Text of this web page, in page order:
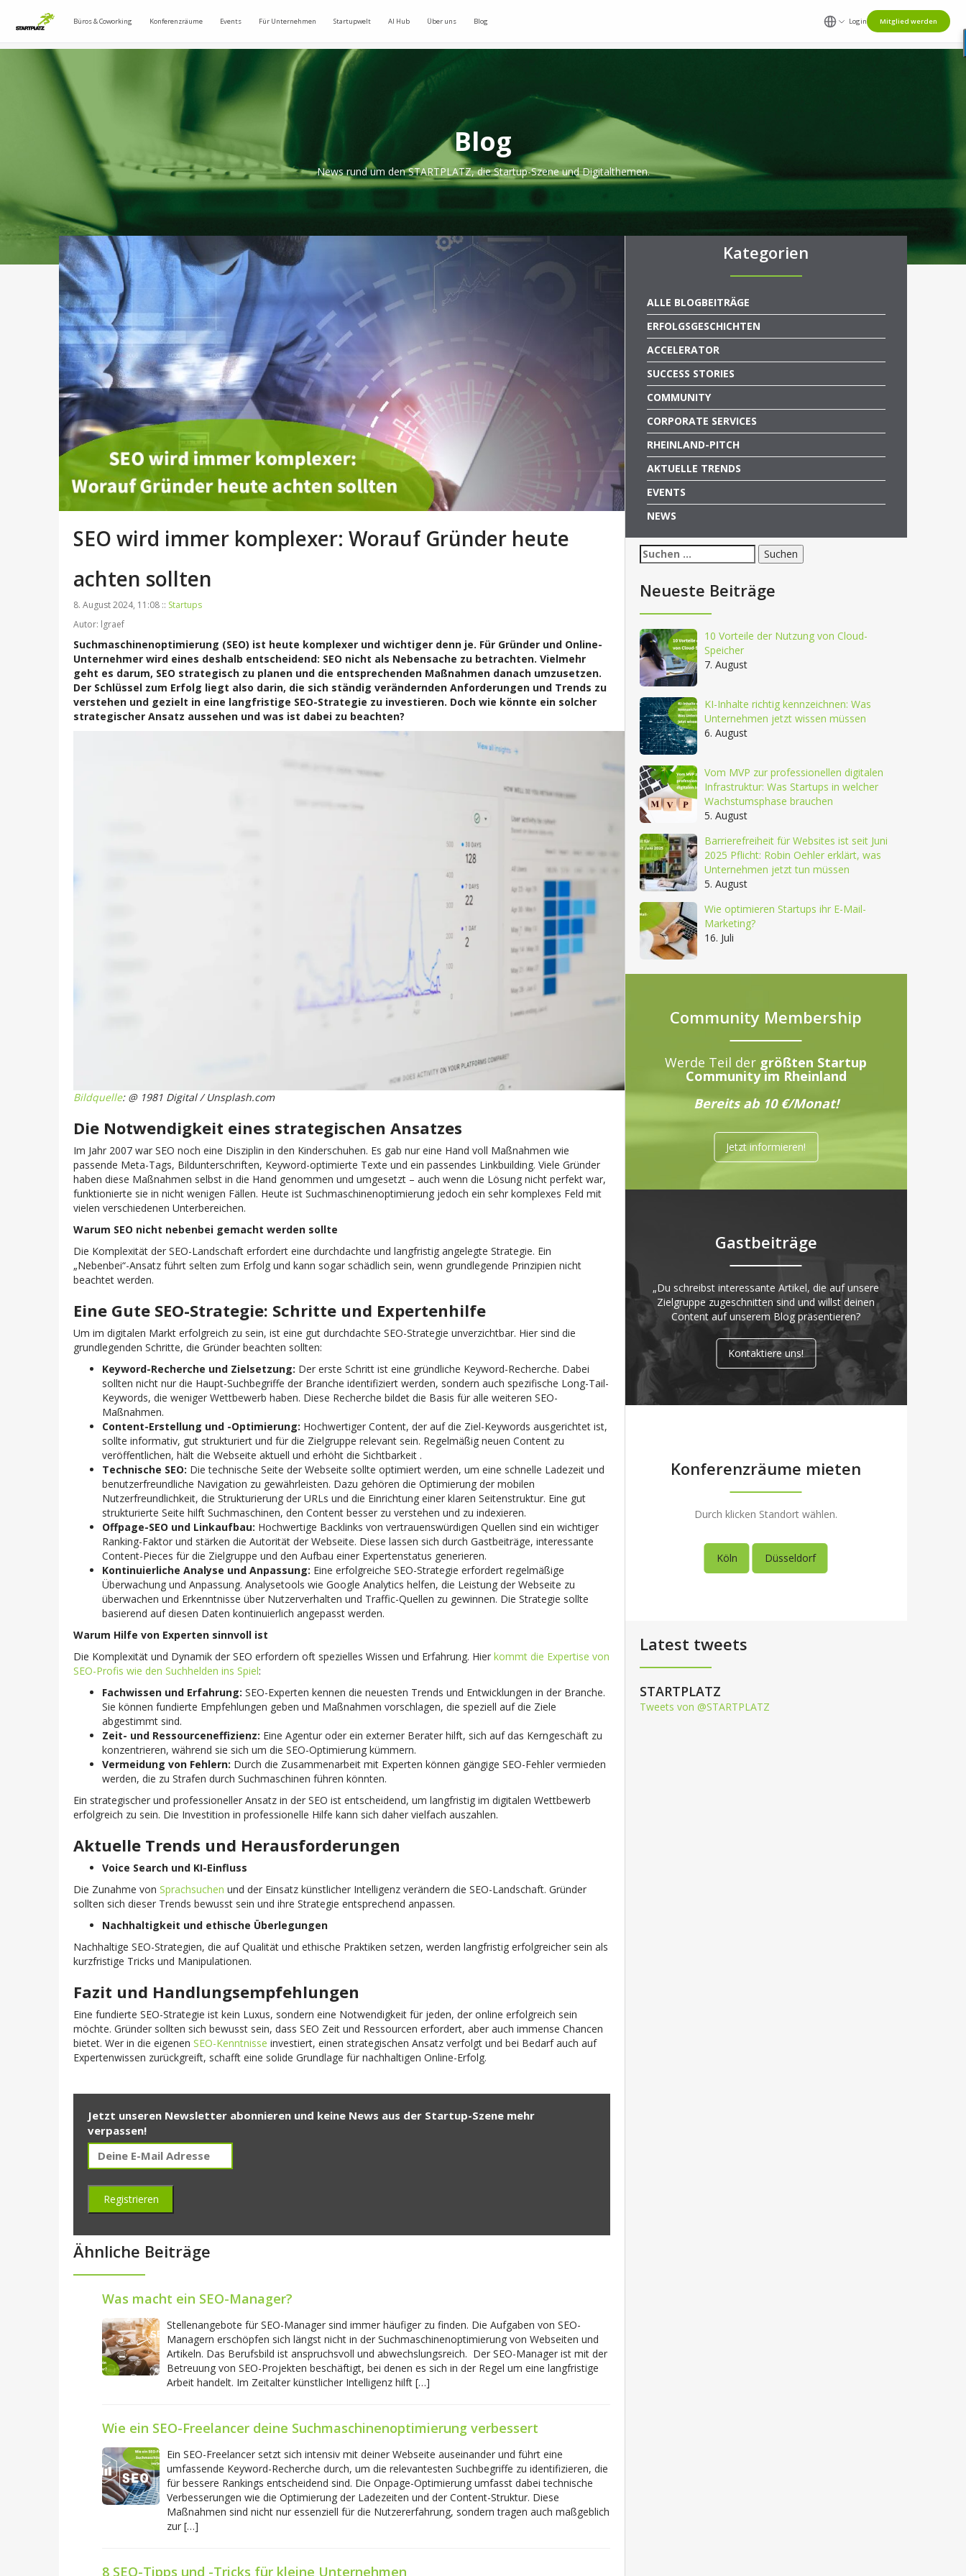
Büros & Coworking Konferenzräume Events Für Unternehmen Startupwelt AI Hub Über uns Blog Login Mitglied werden
Blog
News rund um den STARTPLATZ, die Startup-Szene und Digitalthemen.
SEO wird immer komplexer: Worauf Gründer heute
achten sollten
8. August 2024, 11:08 :: Startups
Autor: lgraef
Suchmaschinenoptimierung (SEO) ist heute komplexer und wichtiger denn je. Für Gründer und Online-
Unternehmer wird eines deshalb entscheidend: SEO nicht als Nebensache zu betrachten. Vielmehr
geht es darum, SEO strategisch zu planen und die entsprechenden Maßnahmen danach umzusetzen.
Der Schlüssel zum Erfolg liegt also darin, die sich ständig verändernden Anforderungen und Trends zu
verstehen und gezielt in eine langfristige SEO-Strategie zu investieren. Doch wie könnte ein solcher
strategischer Ansatz aussehen und was ist dabei zu beachten?
Bildquelle: @ 1981 Digital / Unsplash.com
Die Notwendigkeit eines strategischen Ansatzes
Im Jahr 2007 war SEO noch eine Disziplin in den Kinderschuhen. Es gab nur eine Hand voll Maßnahmen wie
passende Meta-Tags, Bildunterschriften, Keyword-optimierte Texte und ein passendes Linkbuilding. Viele Gründer
haben diese Maßnahmen selbst in die Hand genommen und umgesetzt – auch wenn die Lösung nicht perfekt war,
funktionierte sie in nicht wenigen Fällen. Heute ist Suchmaschinenoptimierung jedoch ein sehr komplexes Feld mit
vielen verschiedenen Unterbereichen.
Warum SEO nicht nebenbei gemacht werden sollte
Die Komplexität der SEO-Landschaft erfordert eine durchdachte und langfristig angelegte Strategie. Ein
„Nebenbei“-Ansatz führt selten zum Erfolg und kann sogar schädlich sein, wenn grundlegende Prinzipien nicht
beachtet werden.
Eine Gute SEO-Strategie: Schritte und Expertenhilfe
Um im digitalen Markt erfolgreich zu sein, ist eine gut durchdachte SEO-Strategie unverzichtbar. Hier sind die
grundlegenden Schritte, die Gründer beachten sollten:
Keyword-Recherche und Zielsetzung: Der erste Schritt ist eine gründliche Keyword-Recherche. Dabei
sollten nicht nur die Haupt-Suchbegriffe der Branche identifiziert werden, sondern auch spezifische Long-Tail-
Keywords, die weniger Wettbewerb haben. Diese Recherche bildet die Basis für alle weiteren SEO-
Maßnahmen.
Content-Erstellung und -Optimierung: Hochwertiger Content, der auf die Ziel-Keywords ausgerichtet ist,
sollte informativ, gut strukturiert und für die Zielgruppe relevant sein. Regelmäßig neuen Content zu
veröffentlichen, hält die Webseite aktuell und erhöht die Sichtbarkeit .
Technische SEO: Die technische Seite der Webseite sollte optimiert werden, um eine schnelle Ladezeit und
benutzerfreundliche Navigation zu gewährleisten. Dazu gehören die Optimierung der mobilen
Nutzerfreundlichkeit, die Strukturierung der URLs und die Einrichtung einer klaren Seitenstruktur. Eine gut
strukturierte Seite hilft Suchmaschinen, den Content besser zu verstehen und zu indexieren.
Offpage-SEO und Linkaufbau: Hochwertige Backlinks von vertrauenswürdigen Quellen sind ein wichtiger
Ranking-Faktor und stärken die Autorität der Webseite. Diese lassen sich durch Gastbeiträge, interessante
Content-Pieces für die Zielgruppe und den Aufbau einer Expertenstatus generieren.
Kontinuierliche Analyse und Anpassung: Eine erfolgreiche SEO-Strategie erfordert regelmäßige
Überwachung und Anpassung. Analysetools wie Google Analytics helfen, die Leistung der Webseite zu
überwachen und Erkenntnisse über Nutzerverhalten und Traffic-Quellen zu gewinnen. Die Strategie sollte
basierend auf diesen Daten kontinuierlich angepasst werden.
Warum Hilfe von Experten sinnvoll ist
Die Komplexität und Dynamik der SEO erfordern oft spezielles Wissen und Erfahrung. Hier kommt die Expertise von
SEO-Profis wie den Suchhelden ins Spiel:
Fachwissen und Erfahrung: SEO-Experten kennen die neuesten Trends und Entwicklungen in der Branche.
Sie können fundierte Empfehlungen geben und Maßnahmen vorschlagen, die speziell auf die Ziele
abgestimmt sind.
Zeit- und Ressourceneffizienz: Eine Agentur oder ein externer Berater hilft, sich auf das Kerngeschäft zu
konzentrieren, während sie sich um die SEO-Optimierung kümmern.
Vermeidung von Fehlern: Durch die Zusammenarbeit mit Experten können gängige SEO-Fehler vermieden
werden, die zu Strafen durch Suchmaschinen führen könnten.
Ein strategischer und professioneller Ansatz in der SEO ist entscheidend, um langfristig im digitalen Wettbewerb
erfolgreich zu sein. Die Investition in professionelle Hilfe kann sich daher vielfach auszahlen​.
Aktuelle Trends und Herausforderungen
Voice Search und KI-Einfluss
Die Zunahme von Sprachsuchen und der Einsatz künstlicher Intelligenz verändern die SEO-Landschaft. Gründer
sollten sich dieser Trends bewusst sein und ihre Strategie entsprechend anpassen.
Nachhaltigkeit und ethische Überlegungen
Nachhaltige SEO-Strategien, die auf Qualität und ethische Praktiken setzen, werden langfristig erfolgreicher sein als
kurzfristige Tricks und Manipulationen.
Fazit und Handlungsempfehlungen
Eine fundierte SEO-Strategie ist kein Luxus, sondern eine Notwendigkeit für jeden, der online erfolgreich sein
möchte. Gründer sollten sich bewusst sein, dass SEO Zeit und Ressourcen erfordert, aber auch immense Chancen
bietet. Wer in die eigenen SEO-Kenntnisse investiert, einen strategischen Ansatz verfolgt und bei Bedarf auch auf
Expertenwissen zurückgreift, schafft eine solide Grundlage für nachhaltigen Online-Erfolg.
Jetzt unseren Newsletter abonnieren und keine News aus der Startup-Szene mehr
verpassen!
Ähnliche Beiträge
Was macht ein SEO-Manager?
Stellenangebote für SEO-Manager sind immer häufiger zu finden. Die Aufgaben von SEO-
Managern erschöpfen sich längst nicht in der Suchmaschinenoptimierung von Webseiten und
Artikeln. Das Berufsbild ist anspruchsvoll und abwechslungsreich. Der SEO-Manager ist mit der
Betreuung von SEO-Projekten beschäftigt, bei denen es sich in der Regel um eine langfristige
Arbeit handelt. Im Zeitalter künstlicher Intelligenz hilft […]
Wie ein SEO-Freelancer deine Suchmaschinenoptimierung verbessert
Ein SEO-Freelancer setzt sich intensiv mit deiner Webseite auseinander und führt eine
umfassende Keyword-Recherche durch, um die relevantesten Suchbegriffe zu identifizieren, die
für bessere Rankings entscheidend sind. Die Onpage-Optimierung umfasst dabei technische
Verbesserungen wie die Optimierung der Ladezeiten und der Content-Struktur. Diese
Maßnahmen sind nicht nur essenziell für die Nutzererfahrung, sondern tragen auch maßgeblich
zur […]
8 SEO-Tipps und -Tricks für kleine Unternehmen
Kategorien
ALLE BLOGBEITRÄGE
ERFOLGSGESCHICHTEN
ACCELERATOR
SUCCESS STORIES
COMMUNITY
CORPORATE SERVICES
RHEINLAND-PITCH
AKTUELLE TRENDS
EVENTS
NEWS
Suchen
nach:
Neueste Beiträge
10 Vorteile der Nutzung von Cloud-
Speicher
7. August
KI-Inhalte richtig kennzeichnen: Was
Unternehmen jetzt wissen müssen
6. August
Vom MVP zur professionellen digitalen
Infrastruktur: Was Startups in welcher
Wachstumsphase brauchen
5. August
Barrierefreiheit für Websites ist seit Juni
2025 Pflicht: Robin Oehler erklärt, was
Unternehmen jetzt tun müssen
5. August
Wie optimieren Startups ihr E-Mail-
Marketing?
16. Juli
Community Membership
Werde Teil der größten Startup
Community im Rheinland
Bereits ab 10 €/Monat!
Jetzt informieren!
Gastbeiträge
„Du schreibst interessante Artikel, die auf unsere
Zielgruppe zugeschnitten sind und willst deinen
Content auf unserem Blog präsentieren?
Kontaktiere uns!
Konferenzräume mieten
Durch klicken Standort wählen.
Köln Düsseldorf
Latest tweets
STARTPLATZ
Tweets von @STARTPLATZ